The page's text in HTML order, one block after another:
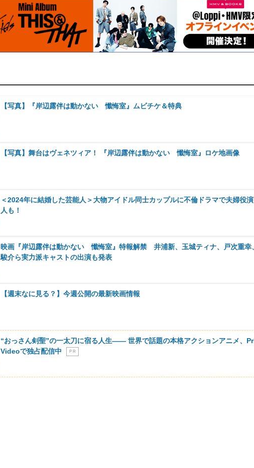
【写真】『岸辺露伴は動かない 懺悔室』ムビチケ＆特典
【写真】舞台はヴェネツィア！ 『岸辺露伴は動かない 懺悔室』ロケ地画像
＜2024年に結婚した芸能人＞大物アイドル同士カップルに不倫ドラマで夫婦役
人も！
映画『岸辺露伴は動かない 懺悔室』特報解禁 井浦新、玉城ティナ、戸次重幸
駿介ら実力派キャストの出演も発表
【週末なに見る？】今週公開の最新映画情報
“おっさん剣聖”の一太刀に宿る人生―― 世界で話題の本格アクションアニメ、
Videoで独占配信中
P R